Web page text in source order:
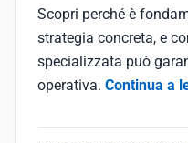
Scopri perché è
strategia concreta, e
specializzata può
operativa. Continua a